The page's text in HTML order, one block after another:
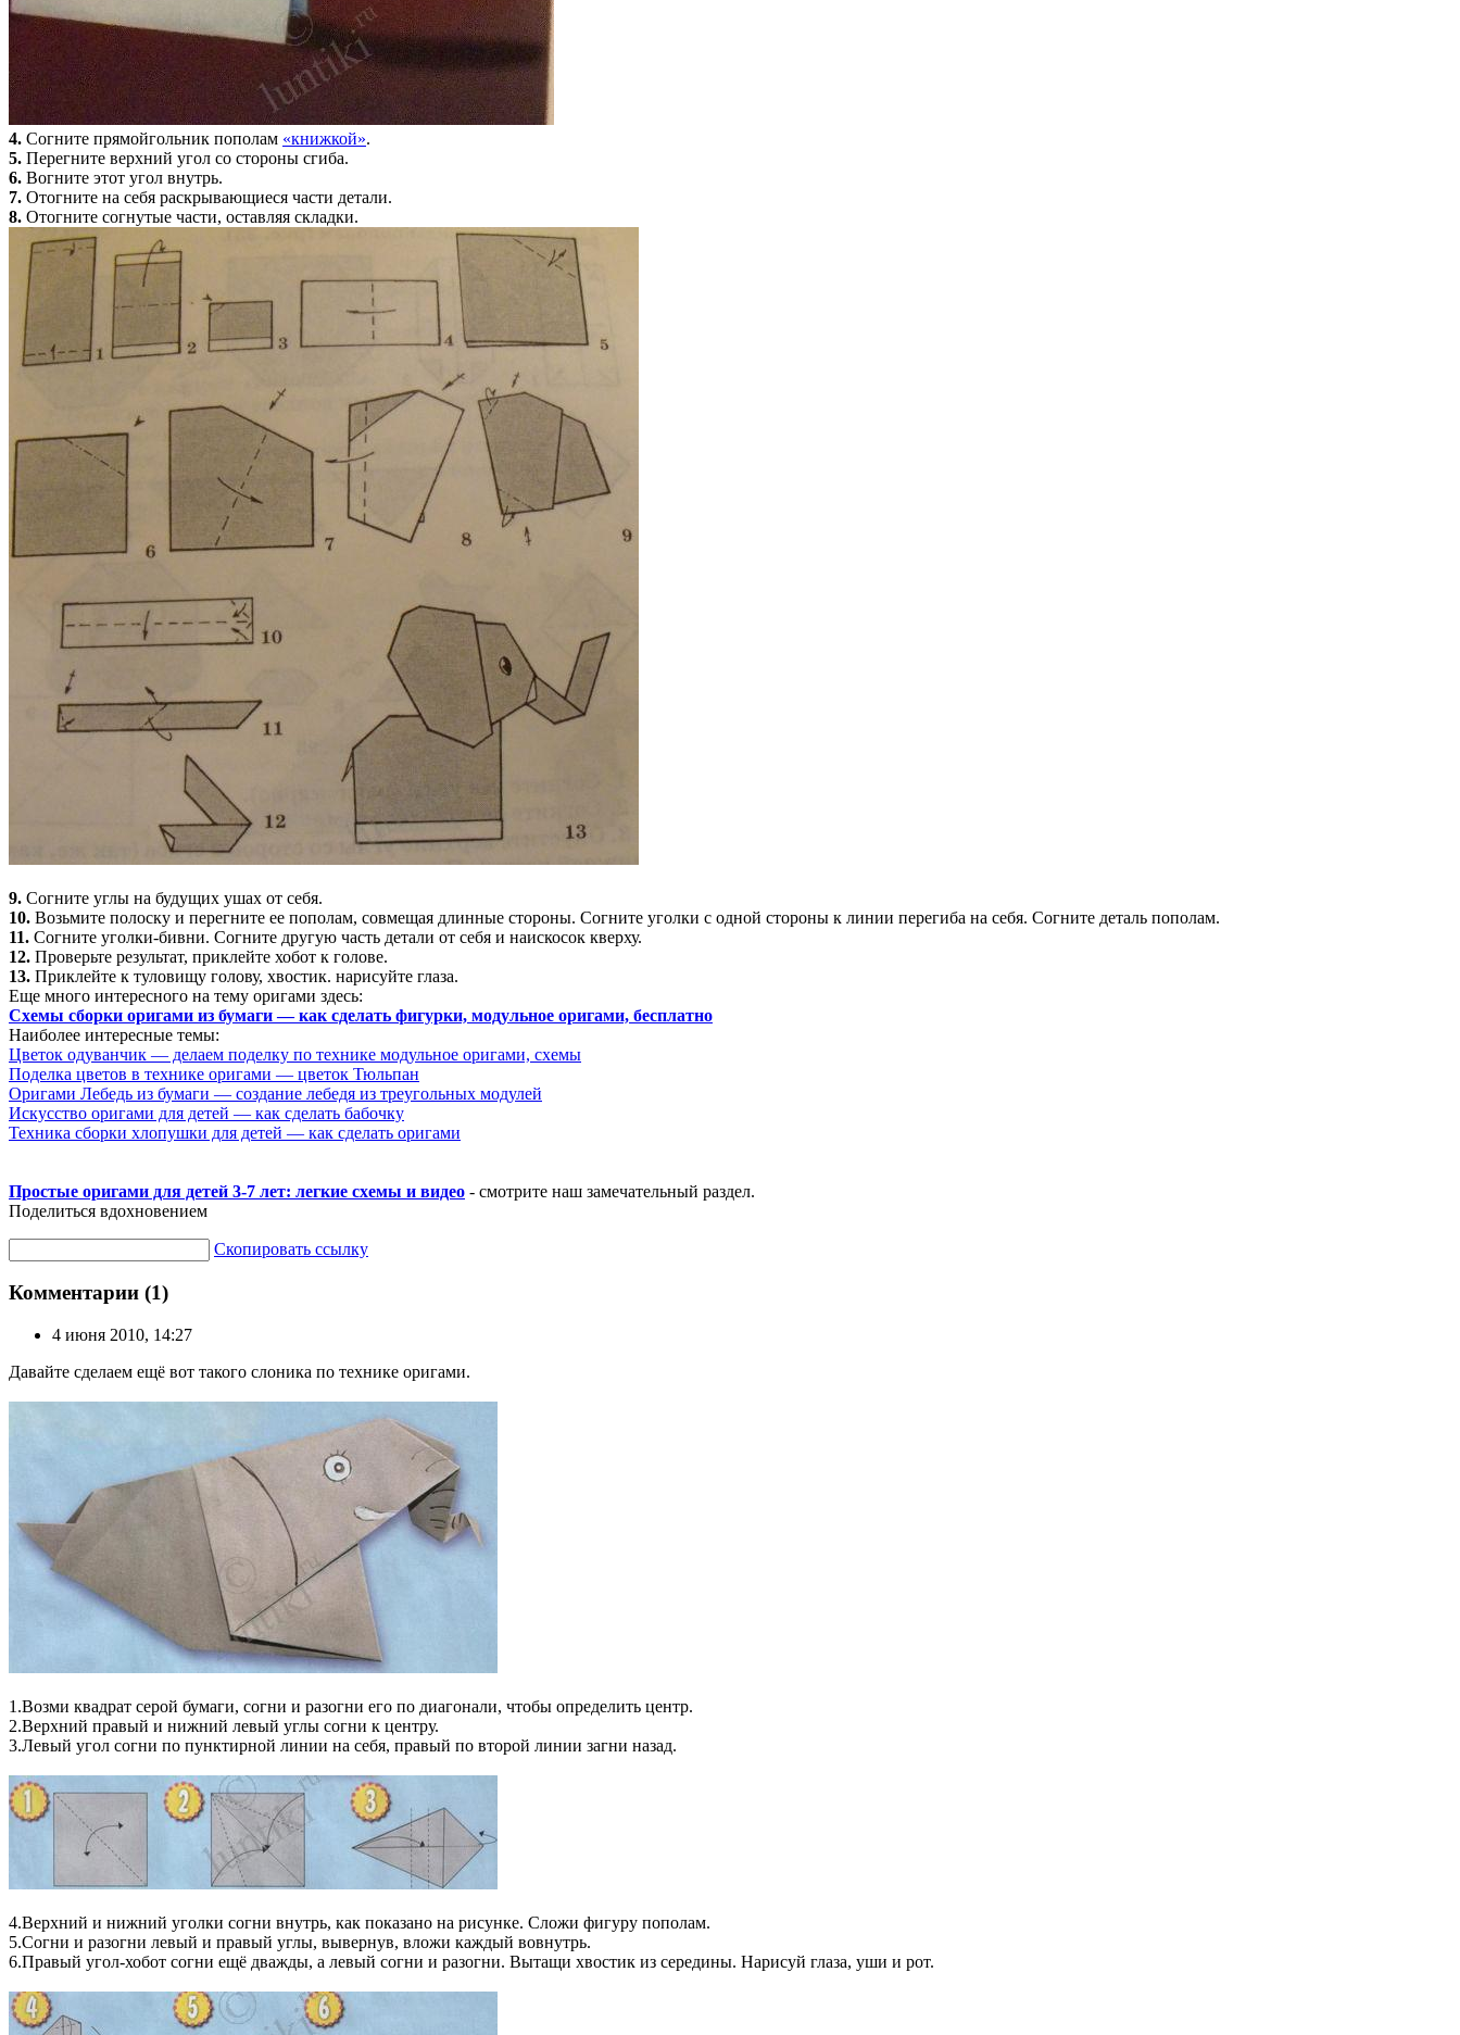
4. Согните прямойгольник пополам «книжкой».
5. Перегните верхний угол со стороны сгиба.
6. Вогните этот угол внутрь.
7. Отогните на себя раскрывающиеся части детали.
8. Отогните согнутые части, оставляя складки.
9. Согните углы на будущих ушах от себя.
10. Возьмите полоску и перегните ее пополам, совмещая длинные стороны. Согните уголки с одной стороны к линии перегиба на себя. Согните деталь пополам.
11. Согните уголки-бивни. Согните другую часть детали от себя и наискосок кверху.
12. Проверьте результат, приклейте хобот к голове.
13. Приклейте к туловищу голову, хвостик. нарисуйте глаза.
Еще много интересного на тему оригами здесь:
Схемы сборки оригами из бумаги — как сделать фигурки, модульное оригами, бесплатно
Наиболее интересные темы:
Цветок одуванчик — делаем поделку по технике модульное оригами, схемы
Поделка цветов в технике оригами — цветок Тюльпан
Оригами Лебедь из бумаги — создание лебедя из треугольных модулей
Искусство оригами для детей — как сделать бабочку
Техника сборки хлопушки для детей — как сделать оригами
Простые оригами для детей 3-7 лет: легкие схемы и видео - смотрите наш замечательный раздел.
Поделиться вдохновением
Скопировать ссылку
Комментарии (1)
4 июня 2010, 14:27
Давайте сделаем ещё вот такого слоника по технике оригами.
1.Возми квадрат серой бумаги, согни и разогни его по диагонали, чтобы определить центр.
2.Верхний правый и нижний левый углы согни к центру.
3.Левый угол согни по пунктирной линии на себя, правый по второй линии загни назад.
4.Верхний и нижний уголки согни внутрь, как показано на рисунке. Сложи фигуру пополам.
5.Согни и разогни левый и правый углы, вывернув, вложи каждый вовнутрь.
6.Правый угол-хобот согни ещё дважды, а левый согни и разогни. Вытащи хвостик из середины. Нарисуй глаза, уши и рот.